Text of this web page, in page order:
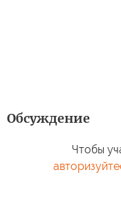
Обсуждение
Чтобы